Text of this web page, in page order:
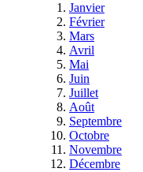
Janvier
Février
Mars
Avril
Mai
Juin
Juillet
Août
Septembre
Octobre
Novembre
Décembre